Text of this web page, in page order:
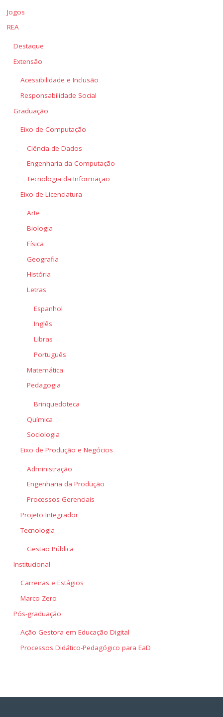
Jogos
REA
Destaque
Extensão
Acessibilidade e Inclusão
Responsabilidade Social
Graduação
Eixo de Computação
Ciência de Dados
Engenharia da Computação
Tecnologia da Informação
Eixo de Licenciatura
Arte
Biologia
Física
Geografia
História
Letras
Espanhol
Inglês
Libras
Português
Matemática
Pedagogia
Brinquedoteca
Química
Sociologia
Eixo de Produção e Negócios
Administração
Engenharia da Produção
Processos Gerenciais
Projeto Integrador
Tecnologia
Gestão Pública
Institucional
Carreiras e Estágios
Marco Zero
Pós-graduação
Ação Gestora em Educação Digital
Processos Didático-Pedagógico para EaD